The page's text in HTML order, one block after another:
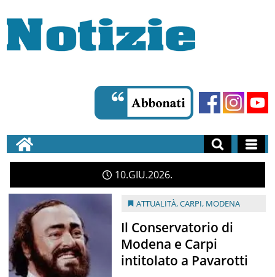
10 GIU 2026
ATTUALITÀ,CARPI, MODENA
Il Conservatorio di
Modena e Carpi
intitolato a Pavarotti